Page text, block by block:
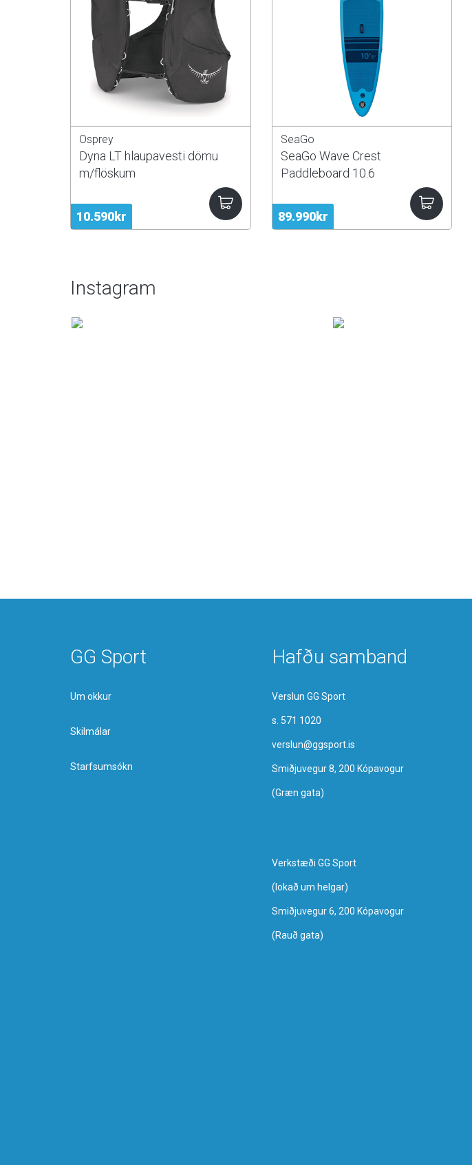
10.590kr
Osprey
Dyna LT hlaupavesti dömu
m/flöskum
89.990kr
SeaGo
SeaGo Wave Crest
Paddleboard 10.6
Instagram
GG Sport
Um okkur
Skilmálar
Starfsumsókn
Hafðu samband
Verslun GG Sport
s. 571 1020
verslun@ggsport.is
Smiðjuvegur 8, 200 Kópavogur
(Græn gata)
Verkstæði GG Sport
​(lokað um helgar)
Smiðjuvegur 6, 200 Kópavogur
(Rauð gata)